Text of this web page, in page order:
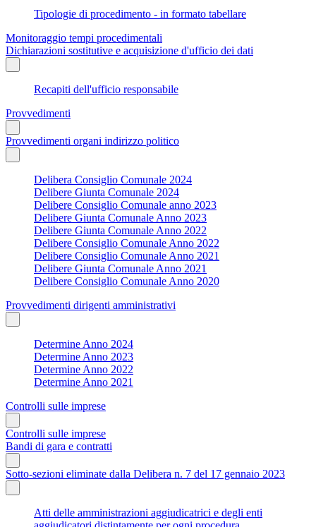
Tipologie di procedimento - in formato tabellare
Monitoraggio tempi procedimentali
Dichiarazioni sostitutive e acquisizione d'ufficio dei dati
Recapiti dell'ufficio responsabile
Provvedimenti
Provvedimenti organi indirizzo politico
Delibera Consiglio Comunale 2024
Delibere Giunta Comunale 2024
Delibere Consiglio Comunale anno 2023
Delibere Giunta Comunale Anno 2023
Delibere Giunta Comunale Anno 2022
Delibere Consiglio Comunale Anno 2022
Delibere Consiglio Comunale Anno 2021
Delibere Giunta Comunale Anno 2021
Delibere Consiglio Comunale Anno 2020
Provvedimenti dirigenti amministrativi
Determine Anno 2024
Determine Anno 2023
Determine Anno 2022
Determine Anno 2021
Controlli sulle imprese
Controlli sulle imprese
Bandi di gara e contratti
Sotto-sezioni eliminate dalla Delibera n. 7 del 17 gennaio 2023
Atti delle amministrazioni aggiudicatrici e degli enti